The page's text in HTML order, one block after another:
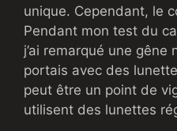
unique. Cependant, le
Pendant mon test du
j’ai remarqué une gêne
portais avec des
peut être un point de
utilisent des lunettes